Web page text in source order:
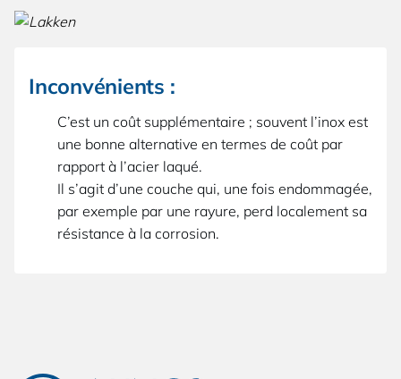
Inconvénients :
C’est un coût supplémentaire ; souvent l’inox est
une bonne alternative en termes de coût par
rapport à l’acier laqué.
Il s’agit d’une couche qui, une fois endommagée,
par exemple par une rayure, perd localement sa
résistance à la corrosion.